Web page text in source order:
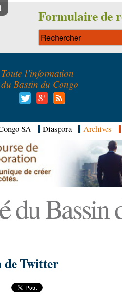
Formulaire de
Toute l’information
du Bassin du Congo
SA Diaspora Archives
du Bassin
de Twitter